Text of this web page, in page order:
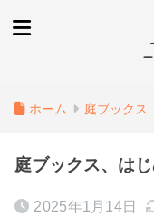
ホーム 庭ブックス
庭ブックス、は
2025年1月14日